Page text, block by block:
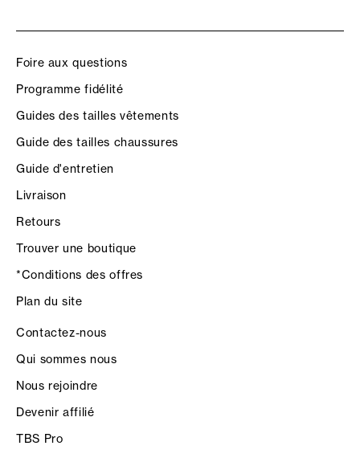
Foire aux questions
Programme fidélité
Guides des tailles vêtements
Guide des tailles chaussures
Guide d'entretien
Livraison
Retours
Trouver une boutique
*Conditions des offres
Plan du site
Contactez-nous
Qui sommes nous
Nous rejoindre
Devenir affilié
TBS Pro